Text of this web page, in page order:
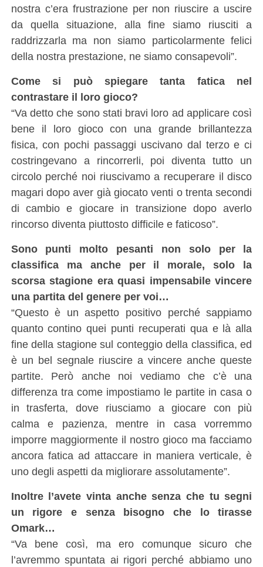
nostra c’era frustrazione per non riuscire a uscire
da quella situazione, alla fine siamo riusciti a
raddrizzarla ma non siamo particolarmente felici
della nostra prestazione, ne siamo consapevoli”.
Come si può spiegare tanta fatica nel
contrastare il loro gioco?
“Va detto che sono stati bravi loro ad applicare così
bene il loro gioco con una grande brillantezza
fisica, con pochi passaggi uscivano dal terzo e ci
costringevano a rincorrerli, poi diventa tutto un
circolo perché noi riuscivamo a recuperare il disco
magari dopo aver già giocato venti o trenta secondi
di cambio e giocare in transizione dopo averlo
rincorso diventa piuttosto difficile e faticoso”.
Sono punti molto pesanti non solo per la
classifica ma anche per il morale, solo la
scorsa stagione era quasi impensabile vincere
una partita del genere per voi…
“Questo è un aspetto positivo perché sappiamo
quanto contino quei punti recuperati qua e là alla
fine della stagione sul conteggio della classifica, ed
è un bel segnale riuscire a vincere anche queste
partite. Però anche noi vediamo che c’è una
differenza tra come impostiamo le partite in casa o
in trasferta, dove riusciamo a giocare con più
calma e pazienza, mentre in casa vorremmo
imporre maggiormente il nostro gioco ma facciamo
ancora fatica ad attaccare in maniera verticale, è
uno degli aspetti da migliorare assolutamente”.
Inoltre l’avete vinta anche senza che tu segni
un rigore e senza bisogno che lo tirasse
Omark…
“Va bene così, ma ero comunque sicuro che
l’avremmo spuntata ai rigori perché abbiamo uno